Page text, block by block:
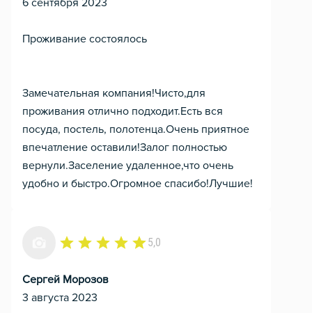
6 сентября 2023
Проживание состоялось
Замечательная компания!Чисто,для
проживания отлично подходит.Есть вся
посуда, постель, полотенца.Очень приятное
впечатление оставили!Залог полностью
вернули.Заселение удаленное,что очень
удобно и быстро.Огромное спасибо!Лучшие!
5,0
Сергей Морозов
3 августа 2023